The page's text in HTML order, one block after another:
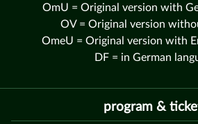
OmU = Original version with
OV = Original version
OmeU = Original version with
DF = in German
program &